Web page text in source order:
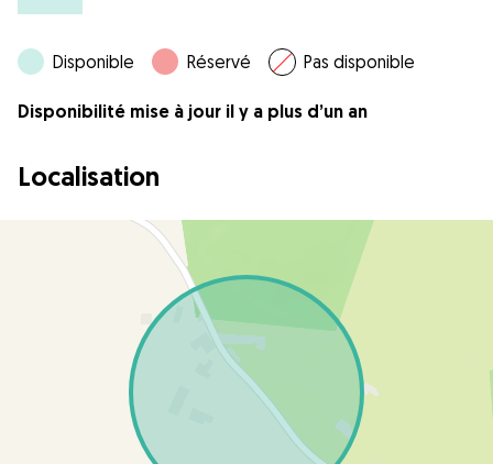
Disponible Réservé Pas disponible
Disponibilité mise à jour il y a plus d’un an
Localisation